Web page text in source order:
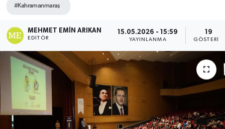
#Kahramanmaraş
MEHMET EMIN ARIKAN
EDITÖR
15.05.2026 - 15:59
YAYINLANMA
19
GÖSTERIM